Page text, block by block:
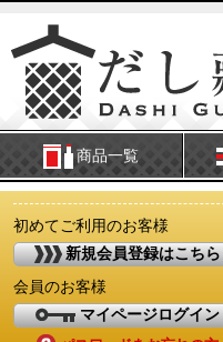
商品一覧
初めてご利用のお客様
新規会員登録はこちら
会員のお客様
マイページログイン